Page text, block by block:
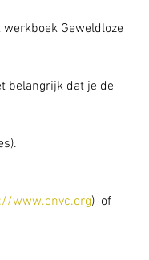
Geweldloze
belangrijk dat je de
www.cnvc.org)  of